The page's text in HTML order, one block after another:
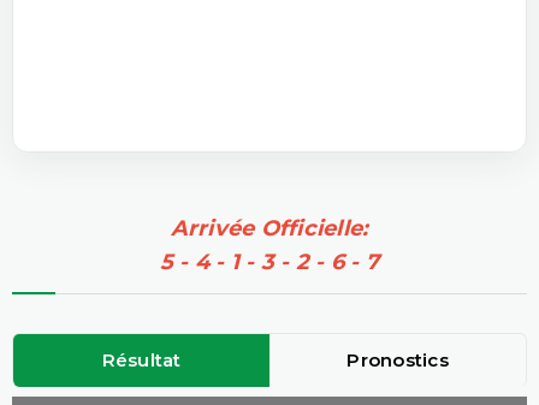
Arrivée Officielle:
5 - 4 - 1 - 3 - 2 - 6 - 7
Résultat Pronostics